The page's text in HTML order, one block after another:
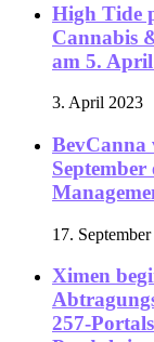
High Tide
Cannabis
am 5.
3. April 2023
BevCanna
September
17. September
Ximen
257-